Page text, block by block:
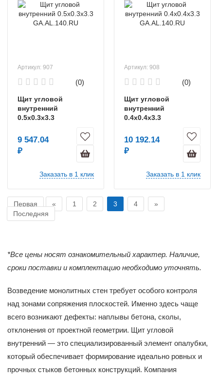
Артикул: 907
(0)
Щит угловой
внутренний
0.5х0.3х3.3
9 547.04
₽
Заказать в 1 клик
Артикул: 908
(0)
Щит угловой
внутренний
0.4х0.4х3.3
10 192.14
₽
Заказать в 1 клик
Первая « 1 2 3 4
»
Последняя
*Все цены носят ознакомительный характер. Наличие,
сроки поставки и комплектацию необходимо уточнять.
Возведение монолитных стен требует особого контроля
над зонами сопряжения плоскостей. Именно здесь чаще
всего возникают дефекты: наплывы бетона, сколы,
отклонения от проектной геометрии. Щит угловой
внутренний — это специализированный элемент опалубки,
который обеспечивает формирование идеально ровных и
прочных стыков бетонных конструкций. Компания